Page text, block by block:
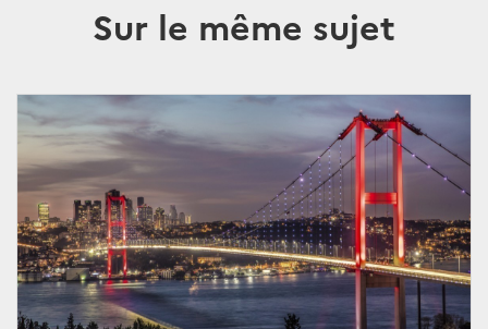
Sur le même sujet